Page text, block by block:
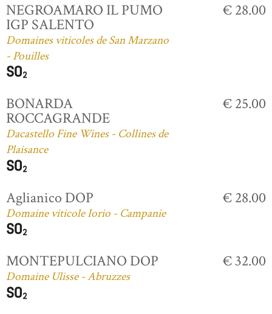
NEGROAMARO IL PUMO
IGP SALENTO
Domaines viticoles de San Marzano
- Pouilles
€ 28.00
BONARDA
ROCCAGRANDE
Dacastello Fine Wines - Collines de
Plaisance
€ 25.00
Aglianico DOP
Domaine viticole Iorio - Campanie
€ 28.00
MONTEPULCIANO DOP
Domaine Ulisse - Abruzzes
€ 32.00